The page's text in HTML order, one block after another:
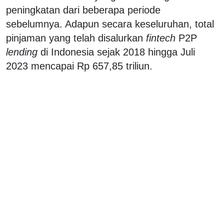
peningkatan dari beberapa periode
sebelumnya. Adapun secara keseluruhan, total
pinjaman yang telah disalurkan fintech P2P
lending di Indonesia sejak 2018 hingga Juli
2023 mencapai Rp 657,85 triliun.